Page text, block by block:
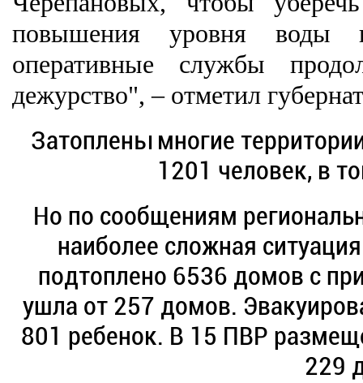
повышения уровня воды
оперативные службы
дежурство", – отметил
Затоплены многие
1201 человек, в
Но по сообщениям
наиболее сложная
подтоплено 6536 домов с
ушла от 257 домов.
801 ребенок. В 15 ПВР
229